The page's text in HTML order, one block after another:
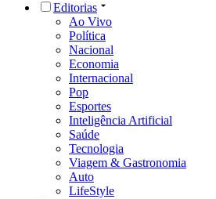
Editorias
Ao Vivo
Política
Nacional
Economia
Internacional
Pop
Esportes
Inteligência Artificial
Saúde
Tecnologia
Viagem & Gastronomia
Auto
LifeStyle